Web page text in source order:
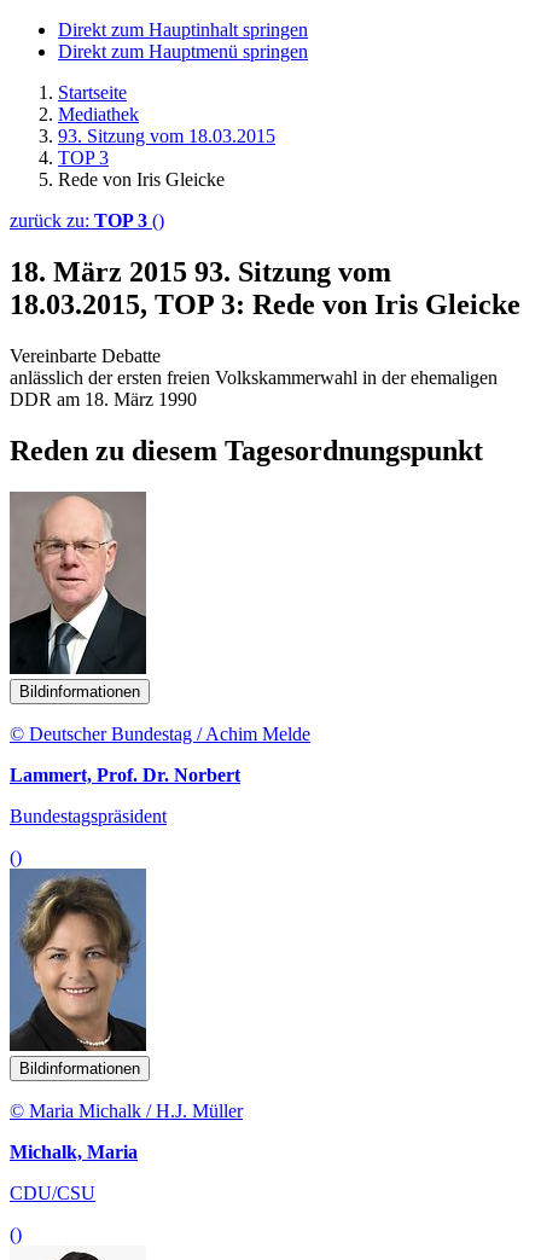
Direkt zum Hauptinhalt springen
Direkt zum Hauptmenü springen
Startseite
Mediathek
93. Sitzung vom 18.03.2015
TOP 3
Rede von Iris Gleicke
zurück zu: TOP 3 ()
18. März 2015 93. Sitzung vom
18.03.2015, TOP 3: Rede von Iris Gleicke
Vereinbarte Debatte
anlässlich der ersten freien Volkskammerwahl in der ehemaligen
DDR am 18. März 1990
Reden zu diesem Tagesordnungspunkt
Bildinformationen
© Deutscher Bundestag / Achim Melde
Lammert, Prof. Dr. Norbert
Bundestagspräsident
()
Bildinformationen
© Maria Michalk / H.J. Müller
Michalk, Maria
CDU/CSU
()